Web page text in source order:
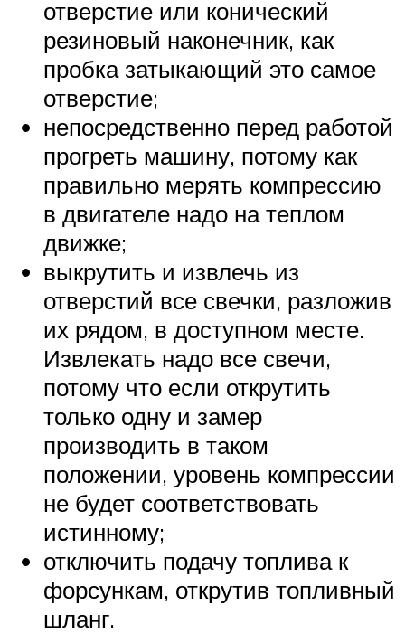
отверстие или конический
резиновый наконечник, как
пробка затыкающий это самое
отверстие;
непосредственно перед работой
прогреть машину, потому как
правильно мерять компрессию
в двигателе надо на теплом
движке;
выкрутить и извлечь из
отверстий все свечки, разложив
их рядом, в доступном месте.
Извлекать надо все свечи,
потому что если открутить
только одну и замер
производить в таком
положении, уровень компрессии
не будет соответствовать
истинному;
отключить подачу топлива к
форсункам, открутив топливный
шланг.